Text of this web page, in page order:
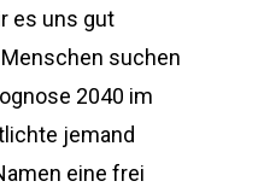
es uns gut
suchen
2040 im
jemand
eine frei